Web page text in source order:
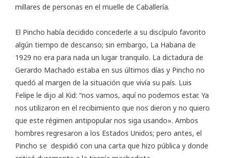
millares de personas en el muelle de Caballería.
El Pincho había decidido concederle a su discípulo favorito
algún tiempo de descanso; sin embargo, La Habana de
1929 no era para nada un lugar tranquilo. La dictadura de
Gerardo Machado estaba en sus últimos días y Pincho no
quedó al margen de la situación que vivía su país. Luis
Felipe le dijo al Kid: “nos vamos, aquí no podemos estar. Ya
nos utilizaron en el recibimiento que nos dieron y no quiero
que este régimen antipopular nos siga usando». Ambos
hombres regresaron a los Estados Unidos; pero antes, el
Pincho se despidió con una carta que hizo pública y donde